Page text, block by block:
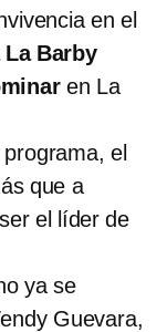
en el
Barby
en La
el
que a
el líder de
ya se
Guevara,